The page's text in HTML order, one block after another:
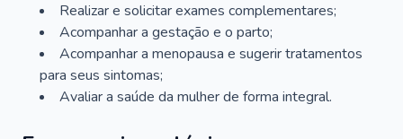
Realizar e solicitar exames complementares;
Acompanhar a gestação e o parto;
Acompanhar a menopausa e sugerir tratamentos
para seus sintomas;
Avaliar a saúde da mulher de forma integral.